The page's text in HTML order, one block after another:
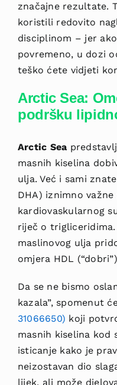
značajne rezultate.
koristili redovito
disciplinom – jer
povremeno, u dozi
teško ćete vidjeti
Arctic Sea:
podršku
Arctic Sea
masnih kiselina
ulja. Već i sami
DHA) iznimno
kardiovaskularnog
riječ o
maslinovog ulja
omjera HDL
Da se ne bismo
kazala”, spomenut
31066650) koji
masnih kiselina kod
isticanje kako je
neizostavan dio
lijek, ali može